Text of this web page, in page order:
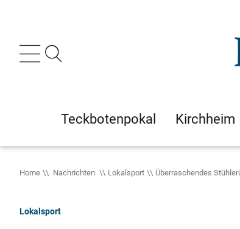
Teckbotenpokal Kirchheim
Home Nachrichten Lokalsport Überraschendes
Lokalsport